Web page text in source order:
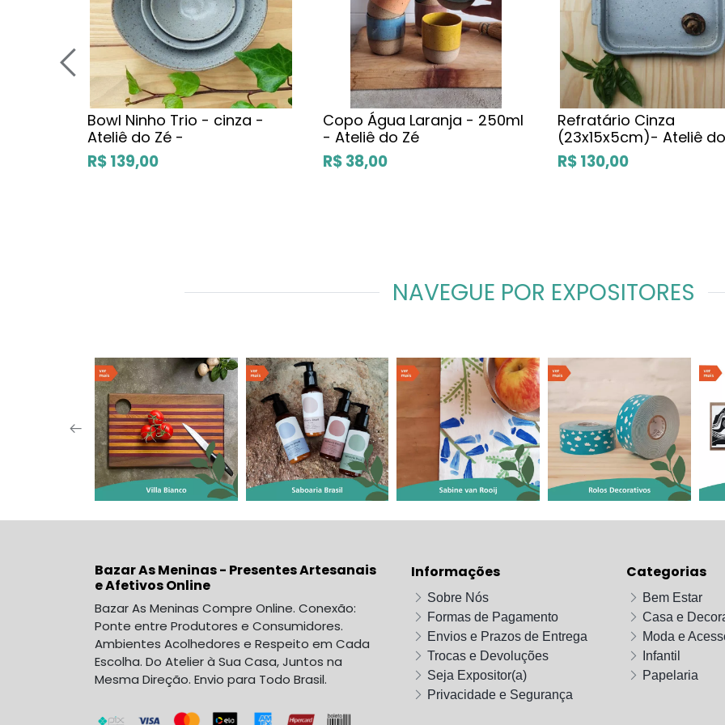
Bowl Ninho Trio - cinza -
Ateliê do Zé -
R$ 139,00
Copo Água Laranja - 250ml
- Ateliê do Zé
R$ 38,00
Refratário Cinza
(23x15x5cm)- Ateliê
R$ 130,00
NAVEGUE POR EXPOSITORES
Informações
Sobre Nós
Formas de Pagamento
Envios e Prazos de Entrega
Trocas e Devoluções
Seja Expositor(a)
Privacidade e Segurança
Categorias
Bem Estar
Casa e
Moda e
Infantil
Papelaria
Bazar As Meninas - Presentes Artesanais
e Afetivos Online
Bazar As Meninas Compre Online. Conexão:
Ponte entre Produtores e Consumidores.
Ambientes Acolhedores e Respeito em Cada
Escolha. Do Atelier à Sua Casa, Juntos na
Mesma Direção. Envio para Todo Brasil.